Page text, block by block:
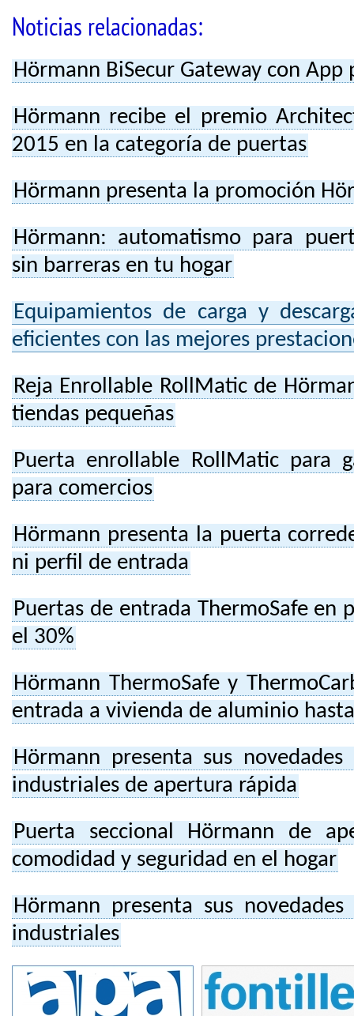
Noticias relacionadas:
Hörmann BiSecur Gateway con App
Hörmann recibe el premio
2015 en la categoría de puertas
Hörmann presenta la promoción
Hörmann: automatismo para
sin barreras en tu hogar
Equipamientos de carga y
eficientes con las mejores
Reja Enrollable RollMatic de
tiendas pequeñas
Puerta enrollable RollMatic para
para comercios
Hörmann presenta la puerta
ni perfil de entrada
Puertas de entrada ThermoSafe en
el 30%
Hörmann ThermoSafe y
entrada a vivienda de aluminio
Hörmann presenta sus
industriales de apertura rápida
Puerta seccional Hörmann de
comodidad y seguridad en el hogar
Hörmann presenta sus
industriales